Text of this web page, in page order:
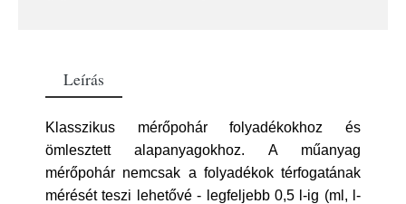
Leírás
Klasszikus mérőpohár folyadékokhoz és
ömlesztett alapanyagokhoz. A műanyag
mérőpohár nemcsak a folyadékok térfogatának
mérését teszi lehetővé - legfeljebb 0,5 l-ig (ml, l-